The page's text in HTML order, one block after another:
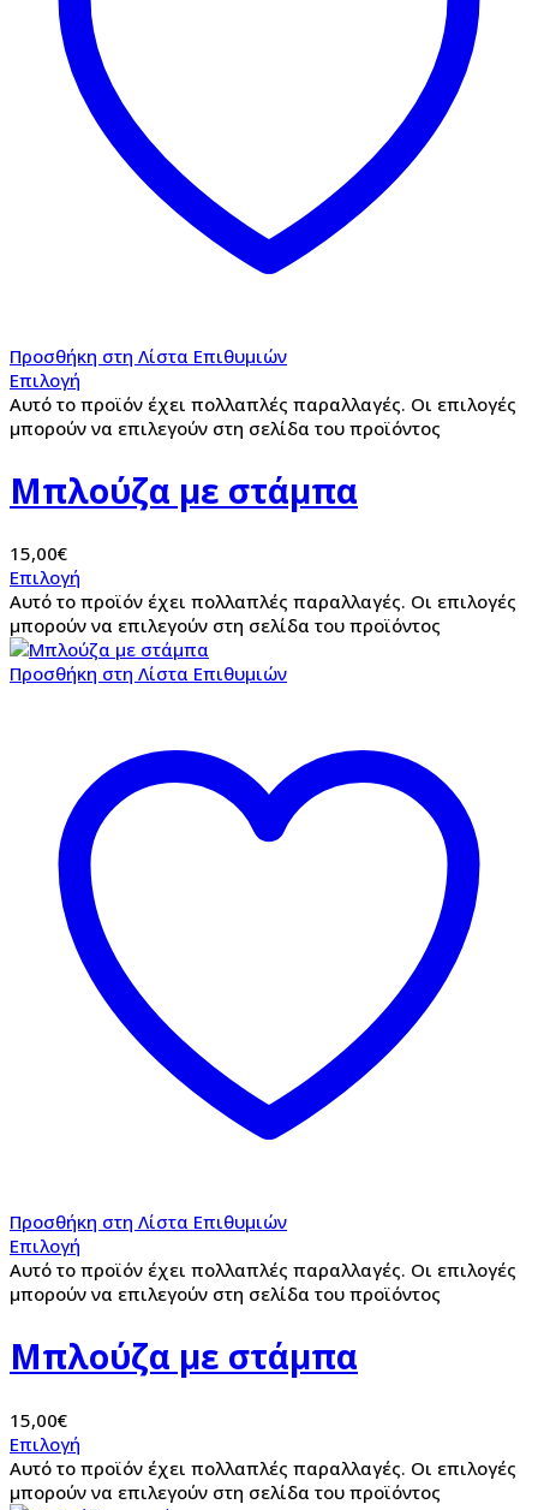
Προσθήκη στη Λίστα Επιθυμιών
Επιλογή
Αυτό το προϊόν έχει πολλαπλές παραλλαγές. Οι επιλογές
μπορούν να επιλεγούν στη σελίδα του προϊόντος
Μπλούζα με στάμπα
15,00€
Επιλογή
Αυτό το προϊόν έχει πολλαπλές παραλλαγές. Οι επιλογές
μπορούν να επιλεγούν στη σελίδα του προϊόντος
Προσθήκη στη Λίστα Επιθυμιών
Προσθήκη στη Λίστα Επιθυμιών
Επιλογή
Αυτό το προϊόν έχει πολλαπλές παραλλαγές. Οι επιλογές
μπορούν να επιλεγούν στη σελίδα του προϊόντος
Μπλούζα με στάμπα
15,00€
Επιλογή
Αυτό το προϊόν έχει πολλαπλές παραλλαγές. Οι επιλογές
μπορούν να επιλεγούν στη σελίδα του προϊόντος